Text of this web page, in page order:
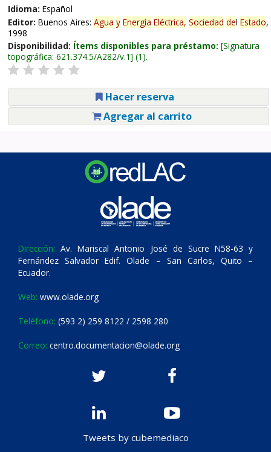
Idioma: Español
Editor: Buenos Aires: Agua y Energía Eléctrica, Sociedad del Estado,
1998
Disponibilidad: Ítems disponibles para préstamo: Signatura
topográfica: 621.374.5/A282/v.1 (1).
Hacer reserva
Agregar al carrito
Dirección: Av. Mariscal Antonio José de Sucre N58-63 y
Fernández Salvador Edif. Olade – San Carlos, Quito –
Ecuador.
Web: www.olade.org
Teléfono: (593 2) 259 8122 / 2598 280
Correo: centro.documentacion@olade.org
Tweets by cubemediaco